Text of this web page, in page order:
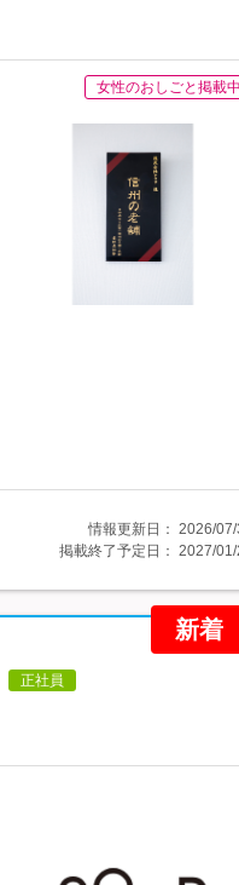
女性のおしごと掲載中
情報更新日： 2026/07/
掲載終了予定日： 2027/01/
新着
正社員